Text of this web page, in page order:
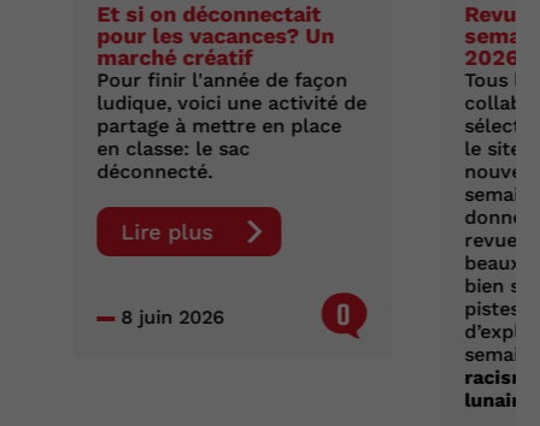
Et si on déconnectait
pour les vacances? Un
marché créatif
Pour finir l'année de façon
ludique, voici une activité de
partage à mettre en place
en classe: le sac
déconnecté.
Lire plus
8 juin 2026 0
Revue
2026
Tous
le site
revue
beaux
bien
pistes
lunaire